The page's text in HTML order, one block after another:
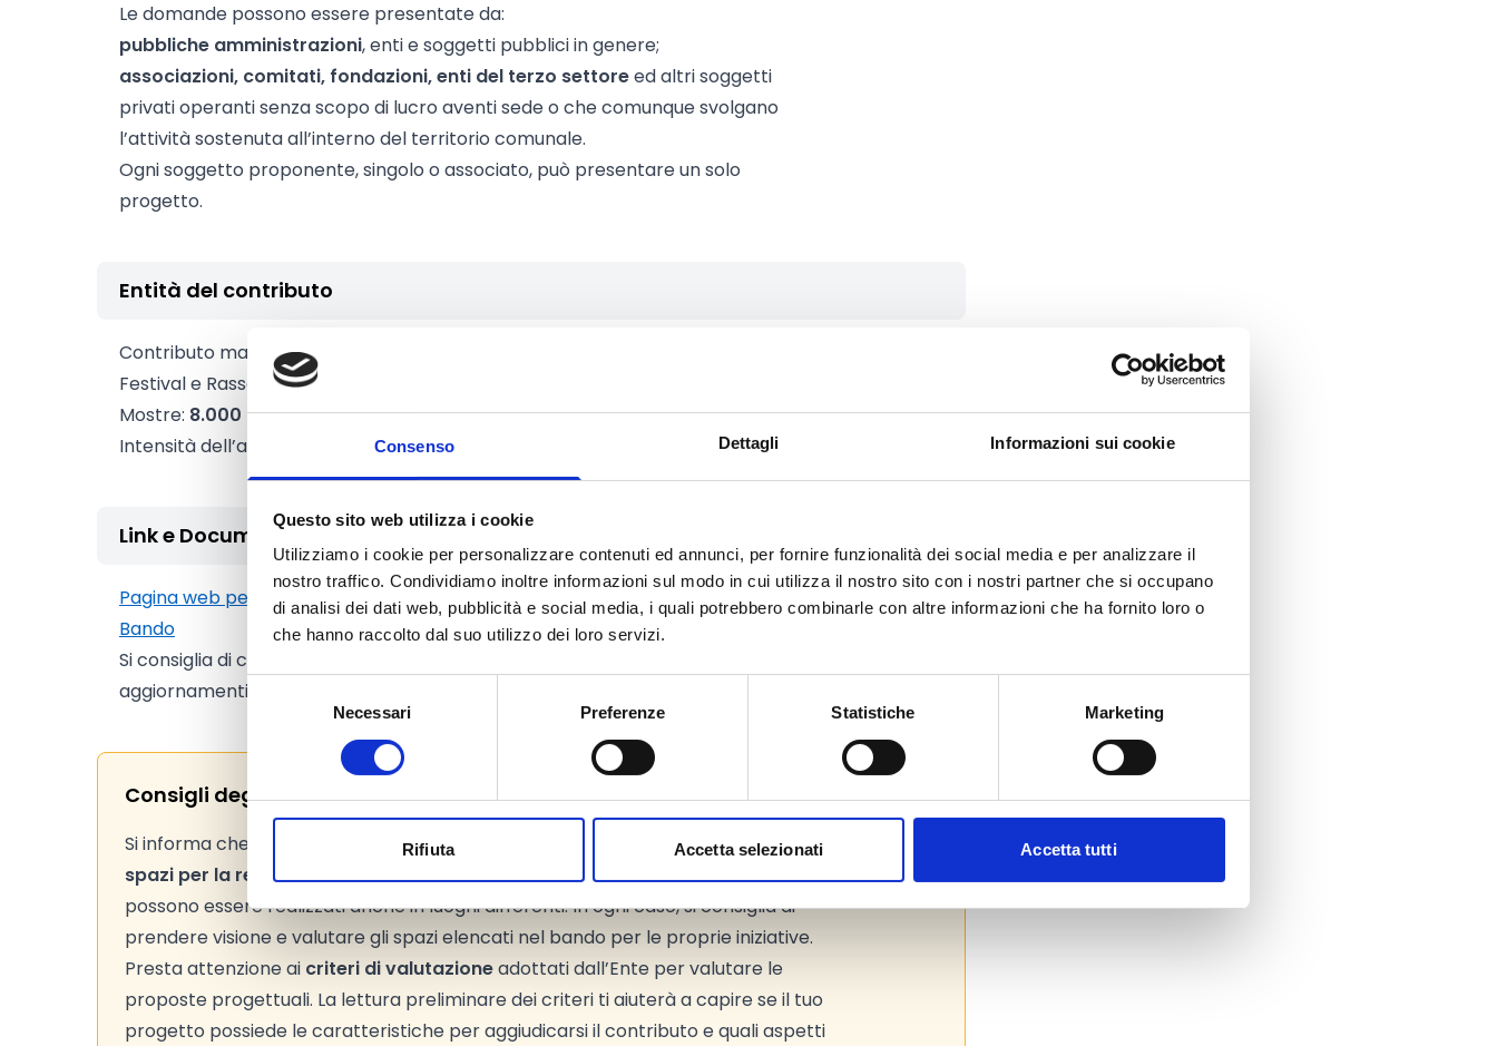
Consenso Dettagli Informazioni sui cookie
Questo sito web utilizza i cookie
Utilizziamo i cookie per personalizzare contenuti ed annunci, per fornire funzionalità dei social media e per analizzare il
nostro traffico. Condividiamo inoltre informazioni sul modo in cui utilizza il nostro sito con i nostri partner che si occupano
di analisi dei dati web, pubblicità e social media, i quali potrebbero combinarle con altre informazioni che ha fornito loro o
che hanno raccolto dal suo utilizzo dei loro servizi.
Selezione
Necessari Preferenze Statistiche Marketing
Rifiuta Accetta selezionati Accetta tutti
Le domande possono essere presentate da:
pubbliche amministrazioni, enti e soggetti pubblici in genere;
associazioni, comitati, fondazioni, enti del terzo settoreed altri soggetti
privati operanti senza scopo di lucro aventi sede o che comunque svolgano
l’attività sostenuta all’interno del territorio comunale.
Ogni soggetto proponente, singolo o associato, può presentare un solo
progetto.
Entità del contributo
Contributo massimo:
Festival e Rassegne:15.000 Euro
Mostre: 8.000 Euro
Intensità dell’aiuto:
Link e Documenti
Pagina web per formulari e documenti
Bando
Si consiglia di consultare regolarmente il sito web ufficiale del bando per gli
aggiornamenti e le informazioni addizionali.
Consigli degli esperti
Si informa che l’amministrazione comunale mette a disposizione alcuniluoghi e
spazi per la realizzazione delle iniziative(Cfr. par. 3 del bando), ma i progetti
possono essere realizzati anche in luoghi differenti. In ogni caso, si consiglia di
prendere visione e valutare gli spazi elencati nel bando per le proprie iniziative.
Presta attenzione ai criteri di valutazioneadottati dall’Ente per valutare le
proposte progettuali. La lettura preliminare dei criteri ti aiuterà a capire se il tuo
progetto possiede le caratteristiche per aggiudicarsi il contributo e quali aspetti